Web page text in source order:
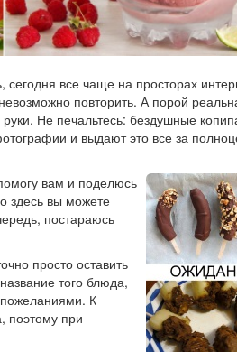
все чаще на просторах
повторить. А порой
руки. Не печальтесь: бездушные
и выдают это все за
вам и поделюсь
здесь вы можете
постараюсь
просто оставить
того блюда,
К
поэтому при